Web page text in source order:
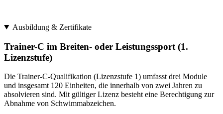
Ausbildung & Zertifikate
Trainer-C im Breiten- oder Leistungssport (1.
Lizenzstufe)
Die Trainer-C-Qualifikation (Lizenzstufe 1) umfasst drei Module
und insgesamt 120 Einheiten, die innerhalb von zwei Jahren zu
absolvieren sind. Mit gültiger Lizenz besteht eine Berechtigung zur
Abnahme von Schwimmabzeichen.